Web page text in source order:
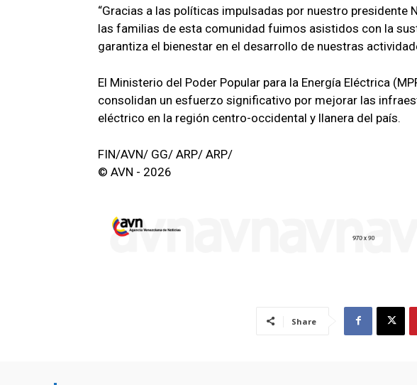
“Gracias a las políticas impulsadas por nuestro presidente
las familias de esta comunidad fuimos asistidos con la
garantiza el bienestar en el desarrollo de nuestras
El Ministerio del Poder Popular para la Energía Eléctrica
consolidan un esfuerzo significativo por mejorar las
eléctrico en la región centro-occidental y llanera del país.
FIN/AVN/ GG/ ARP/ ARP/
© AVN - 2026
Share